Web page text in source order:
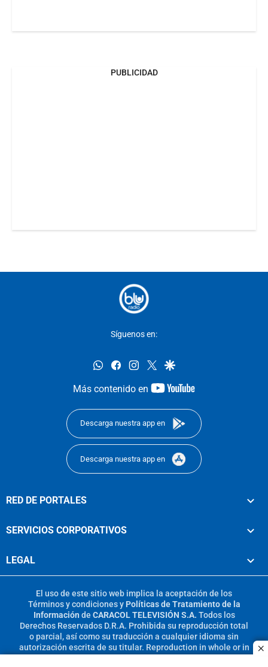
PUBLICIDAD
Síguenos en:
whatsappfacebookinstagram
twittergoogle
Más contenido en
youtube-
Descarga nuestra app en
Descarga nuestra app en
RED DE PORTALES
SERVICIOS CORPORATIVOS
LEGAL
El uso de este sitio web implica la aceptación de los
Términos y condicionesy Políticas de Tratamiento de la
Información de CARACOL TELEVISIÓN S.A. Todos los
Derechos Reservados D.R.A. Prohibida su reproducción total
o parcial, así como su traducción a cualquier idioma sin
autorización escrita de su titular. Reproduction in whole or in